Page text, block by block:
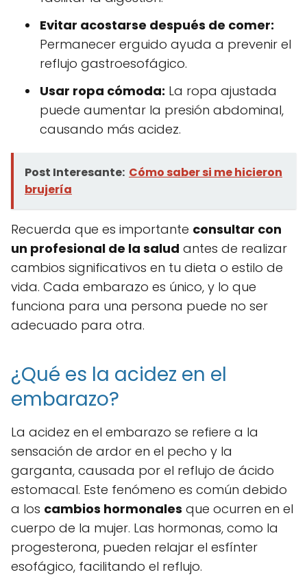
Evitar acostarse después de comer:
Permanecer erguido ayuda a prevenir el
reflujo gastroesofágico.
Usar ropa cómoda: La ropa ajustada
puede aumentar la presión abdominal,
causando más acidez.
Post Interesante: Cómo saber si me hicieron
brujería
Recuerda que es importante consultar con
un profesional de la salud antes de realizar
cambios significativos en tu dieta o estilo de
vida. Cada embarazo es único, y lo que
funciona para una persona puede no ser
adecuado para otra.
¿Qué es la acidez en el
embarazo?
La acidez en el embarazo se refiere a la
sensación de ardor en el pecho y la
garganta, causada por el reflujo de ácido
estomacal. Este fenómeno es común debido
a los cambios hormonales que ocurren en el
cuerpo de la mujer. Las hormonas, como la
progesterona, pueden relajar el esfínter
esofágico, facilitando el reflujo.